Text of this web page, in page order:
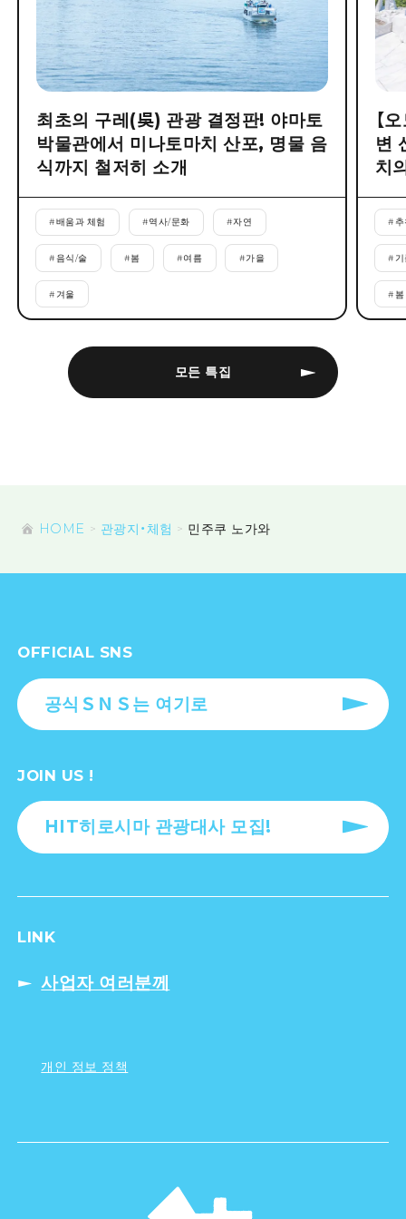
모든 특집
최초의 구레(吳) 관광 결정판! 야마토
박물관에서 미나토마치 산포, 명물 음
식까지 철저히 소개
#배움과 체험 #역사/문화 #자연
#음식/술 #봄 #여름 #가을
# 겨울
【
변
치
#
#
#봄
HOME 관광지・체험 민주쿠 노가와
OFFICIAL SNS
공식ＳＮＳ는 여기로
JOIN US !
HIT히로시마 관광대사 모집!
LINK
사업자 여러분께
개인 정보 정책